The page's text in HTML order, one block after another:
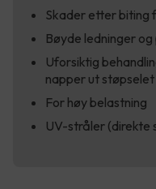
Skader etter biting
Bøyde ledninger
Uforsiktig
napper ut
For høy belastning
UV-stråler (direkte